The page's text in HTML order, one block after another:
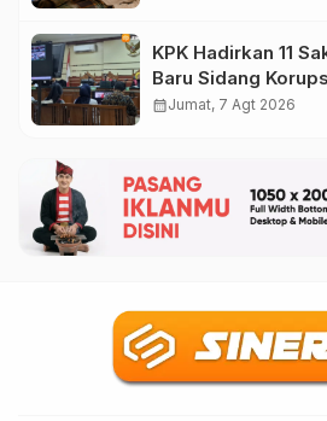
KPK Hadirkan 11
Baru Sidang
Nonaktif Maidi
calendar_monthJumat, 7 Agt 2026